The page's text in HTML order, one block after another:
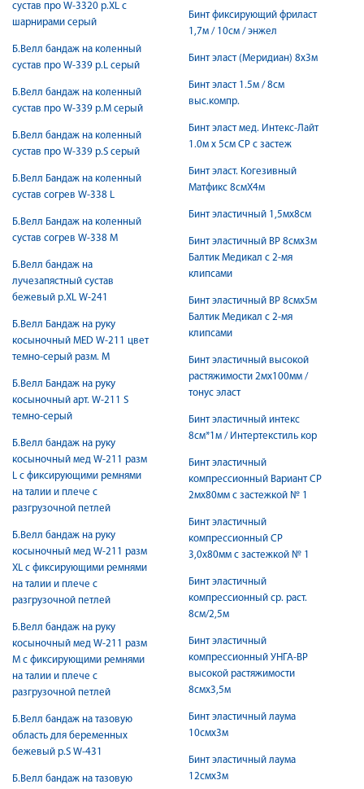
сустав про W-3320 р.ХL с
шарнирами серый
Б.Велл бандаж на коленный
сустав про W-339 р.L серый
Б.Велл бандаж на коленный
сустав про W-339 р.M серый
Б.Велл бандаж на коленный
сустав про W-339 р.S серый
Б.Велл Бандаж на коленный
сустав согрев W-338 L
Б.Велл Бандаж на коленный
сустав согрев W-338 M
Б.Велл бандаж на
лучезапястный сустав
бежевый р.ХL W-241
Б.Велл Бандаж на руку
косыночный MED W-211 цвет
темно-серый разм. M
Б.Велл Бандаж на руку
косыночный арт. W-211 S
темно-серый
Б.Велл бандаж на руку
косыночный мед W-211 разм
L с фиксирующими ремнями
на талии и плече с
разгрузочной петлей
Б.Велл бандаж на руку
косыночный мед W-211 разм
XL с фиксирующими ремнями
на талии и плече с
разгрузочной петлей
Б.Велл бандаж на руку
косыночный мед W-211 разм
М с фиксирующими ремнями
на талии и плече с
разгрузочной петлей
Б.Велл бандаж на тазовую
область для беременных
бежевый р.S W-431
Б.Велл бандаж на тазовую
Бинт фиксирующий фриласт
1,7м / 10см / энжел
Бинт эласт (Меридиан) 8х3м
Бинт эласт 1.5м / 8см
выс.компр.
Бинт эласт мед. Интекс-Лайт
1.0м х 5см СР с застеж
Бинт эласт. Когезивный
Матфикс 8смX4м
Бинт эластичный 1,5мх8см
Бинт эластичный ВР 8смх3м
Балтик Медикал с 2-мя
клипсами
Бинт эластичный ВР 8смх5м
Балтик Медикал с 2-мя
клипсами
Бинт эластичный высокой
растяжимости 2мх100мм /
тонус эласт
Бинт эластичный интекс
8см*1м / Интертекстиль кор
Бинт эластичный
компрессионный Вариант СР
2мх80мм с застежкой № 1
Бинт эластичный
компрессионный СР
3,0х80мм с застежкой № 1
Бинт эластичный
компрессионный ср. раст.
8см/2,5м
Бинт эластичный
компрессионный УНГА-ВР
высокой растяжимости
8смх3,5м
Бинт эластичный лаума
10смx3м
Бинт эластичный лаума
12смx3м